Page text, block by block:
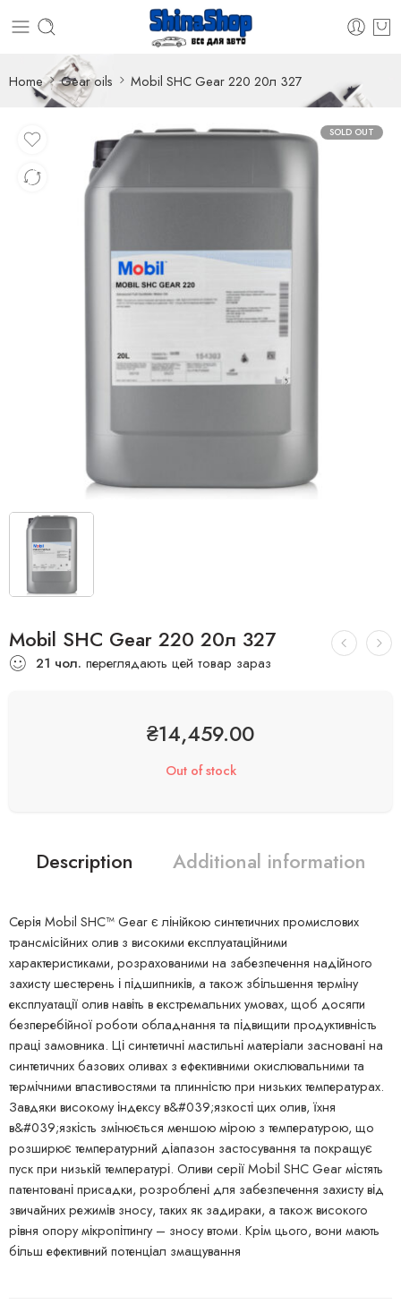
Home Gear oils Mobil SHC Gear 220 20л 327
SOLD OUT
Mobil SHC Gear 220 20л 327
21 чол. переглядають цей товар зараз
₴14,459.00
Out of stock
Description Additional information
Серія Mobil SHC™ Gear є лінійкою синтетичних промислових
трансмісійних олив з високими експлуатаційними
характеристиками, розрахованими на забезпечення надійного
захисту шестерень і підшипників, а також збільшення терміну
експлуатації олив навіть в екстремальних умовах, щоб досягти
безперебійної роботи обладнання та підвищити продуктивність
праці замовника. Ці синтетичні мастильні матеріали засновані на
синтетичних базових оливах з ефективними окислювальними та
термічними властивостями та плинністю при низьких температурах.
Завдяки високому індексу в&#039;язкості цих олив, їхня
в&#039;язкість змінюється меншою мірою з температурою, що
розширює температурний діапазон застосування та покращує
пуск при низькій температурі. Оливи серії Mobil SHC Gear містять
патентовані присадки, розроблені для забезпечення захисту від
звичайних режимів зносу, таких як задираки, а також високого
рівня опору мікропіттингу – зносу втоми. Крім цього, вони мають
більш ефективний потенціал змащування